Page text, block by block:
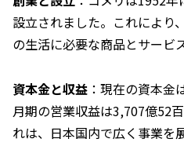
設立されました。これにより
の生活に必要な商品とサービ
資本金と収益 ：現在の資本金
月期の営業収益は3,707億52
れは、日本国内で広く事業を